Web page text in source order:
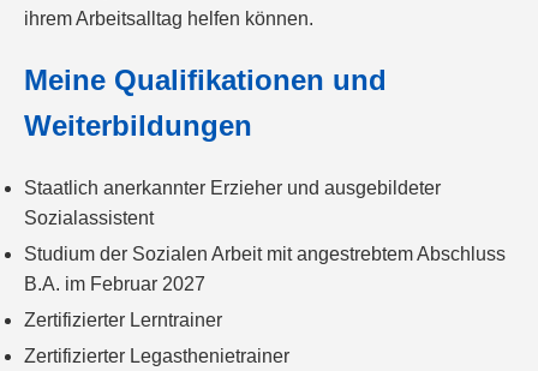
ihrem Arbeitsalltag helfen können.
Meine Qualifikationen und
Weiterbildungen
Staatlich anerkannter Erzieher und ausgebildeter
Sozialassistent
Studium der Sozialen Arbeit mit angestrebtem Abschluss
B.A. im Februar 2027
Zertifizierter Lerntrainer
Zertifizierter Legasthenietrainer